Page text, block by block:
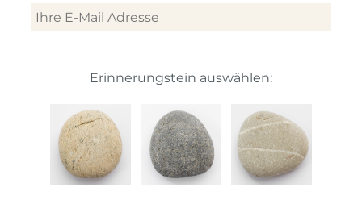
Erinnerungstein auswählen: